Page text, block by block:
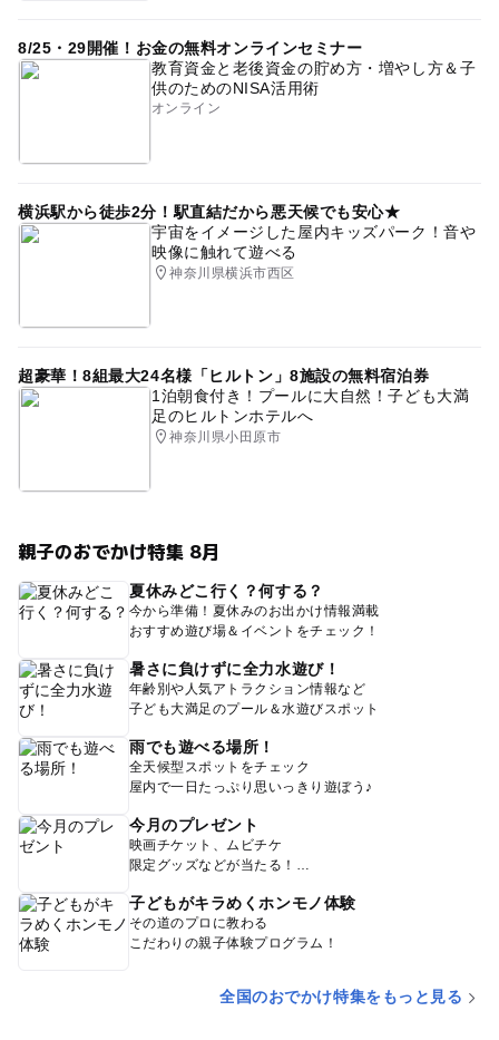
8/25・29開催！お金の無料オンラインセミナー
教育資金と老後資金の貯め方・増やし方＆子
供のためのNISA活用術
オンライン
横浜駅から徒歩2分！駅直結だから悪天候でも安心★
宇宙をイメージした屋内キッズパーク！音や
映像に触れて遊べる
神奈川県横浜市西区
超豪華！8組最大24名様「ヒルトン」8施設の無料宿泊券
1泊朝食付き！プールに大自然！子ども大満
足のヒルトンホテルへ
神奈川県小田原市
親子のおでかけ特集 8月
夏休みどこ行く？何する？
今から準備！夏休みのお出かけ情報満載
おすすめ遊び場＆イベントをチェック！
暑さに負けずに全力水遊び！
年齢別や人気アトラクション情報など
子ども大満足のプール＆水遊びスポット
雨でも遊べる場所！
全天候型スポットをチェック
屋内で一日たっぷり思いっきり遊ぼう♪
今月のプレゼント
映画チケット、ムビチケ
限定グッズなどが当たる！
子どもがキラめくホンモノ体験
その道のプロに教わる
こだわりの親子体験プログラム！
全国のおでかけ特集をもっと見る